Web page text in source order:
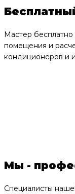
Мастер
помещения и
кондиционеров и
Мы -
Специалисты